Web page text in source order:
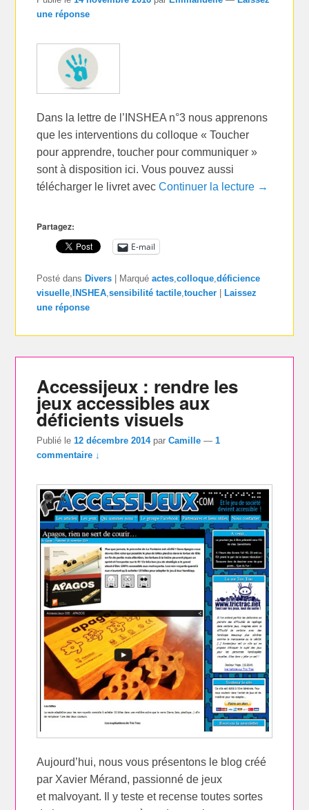
une réponse
Dans la lettre de l’INSHEA n°3 nous apprenons
que les interventions du colloque « Toucher
pour apprendre, toucher pour communiquer »
sont à disposition ici. Vous pouvez aussi
télécharger le livret avecContinuer la lecture →
Partagez:
E-mail
Posté dans Divers Marqué actes,colloque,déficience
visuelle, INSHEA,sensibilité tactile,toucher
Laissez
une réponse
Accessijeux : rendre les
jeux accessibles aux
déficients visuels
Publié le12 décembre 2014 parCamille —1
commentaire ↓
Aujourd’hui, nous vous présentons le blog créé
par Xavier Mérand, passionné de jeux
et malvoyant. Il y teste et recense toutes sortes